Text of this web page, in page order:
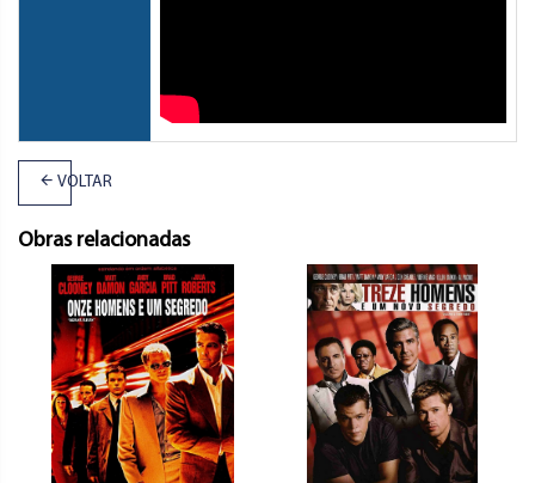
VOLTAR
Obras relacionadas